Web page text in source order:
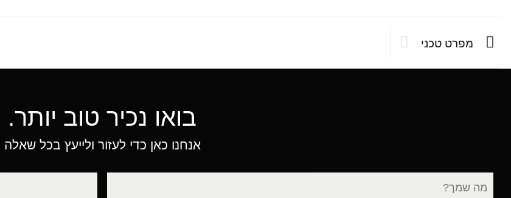
מפרט טכני
בואו נכיר טוב יותר.
אנחנו כאן כדי לעזור ולייעץ בכל שאלה